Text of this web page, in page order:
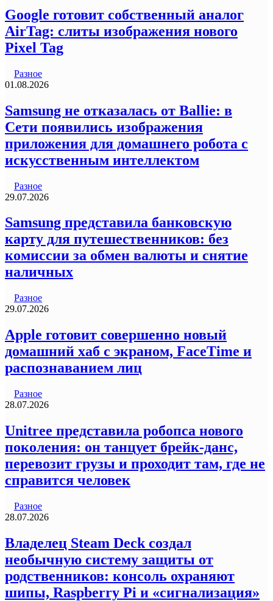
Google готовит собственный аналог
AirTag: слиты изображения нового
Pixel Tag
Разное
01.08.2026
Samsung не отказалась от Ballie: в
Сети появились изображения
приложения для домашнего робота с
искусственным интеллектом
Разное
29.07.2026
Samsung представила банковскую
карту для путешественников: без
комиссии за обмен валюты и снятие
наличных
Разное
29.07.2026
Apple готовит совершенно новый
домашний хаб с экраном, FaceTime и
распознаванием лиц
Разное
28.07.2026
Unitree представила робопса нового
поколения: он танцует брейк-данс,
перевозит грузы и проходит там, где не
справится человек
Разное
28.07.2026
Владелец Steam Deck создал
необычную систему защиты от
родственников: консоль охраняют
шипы, Raspberry Pi и «сигнализация»